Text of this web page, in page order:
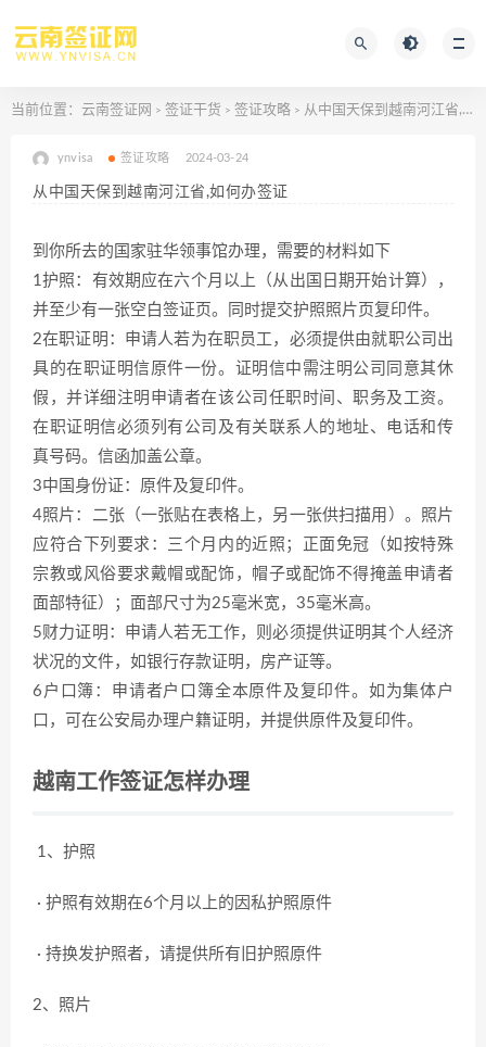
当前位置： 云南签证网 > 签证干货 > 签证攻略 > 从中国天保到越南河江省,如何办签证
ynvisa 签证攻略 2024-03-24
从中国天保到越南河江省,如何办签证
到你所去的国家驻华领事馆办理，需要的材料如下
1护照：有效期应在六个月以上（从出国日期开始计算），
并至少有一张空白签证页。同时提交护照照片页复印件。
2在职证明：申请人若为在职员工，必须提供由就职公司出
具的在职证明信原件一份。证明信中需注明公司同意其休
假，并详细注明申请者在该公司任职时间、职务及工资。
在职证明信必须列有公司及有关联系人的地址、电话和传
真号码。信函加盖公章。
3中国身份证：原件及复印件。
4照片：二张（一张贴在表格上，另一张供扫描用）。照片
应符合下列要求：三个月内的近照；正面免冠（如按特殊
宗教或风俗要求戴帽或配饰，帽子或配饰不得掩盖申请者
面部特征）；面部尺寸为25毫米宽，35毫米高。
5财力证明：申请人若无工作，则必须提供证明其个人经济
状况的文件，如银行存款证明，房产证等。
6户口簿：申请者户口簿全本原件及复印件。如为集体户
口，可在公安局办理户籍证明，并提供原件及复印件。
越南工作签证怎样办理
1、护照
· 护照有效期在6个月以上的因私护照原件
· 持换发护照者，请提供所有旧护照原件
2、照片